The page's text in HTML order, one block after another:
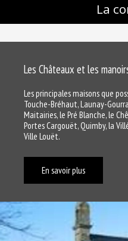
La
Les Châteaux et les
Les principales maisons que
Touche-Bréhaut, Launay-
Maitairies, le Pré Blanche, le
Portes Cargouët, Quimby, la
Ville Louët.
En savoir plus